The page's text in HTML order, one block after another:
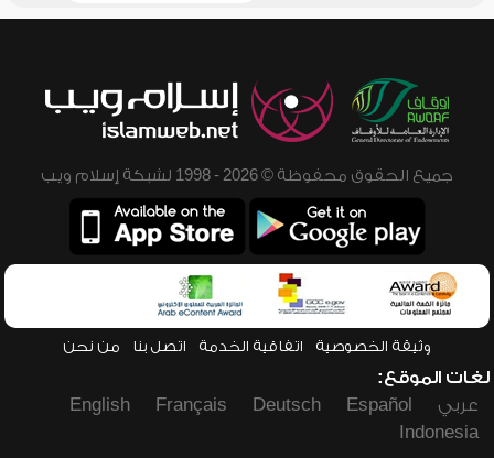
جميع الحقوق محفوظة © 2026 - 1998 لشبكة إسلام ويب
وثيقة الخصوصية اتفاقية الخدمة اتصل بنا من نحن
لغات الموقع:
عربي
Español
Deutsch
Français
English
Indonesia